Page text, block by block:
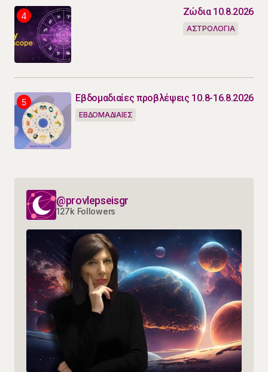
Ζώδια 10.8.2026
ΑΣΤΡΟΛΟΓΙΑ
Εβδομαδιαίες προβλέψεις 10.8-16.8.2026
ΕΒΔΟΜΑΔΙΑΙΕΣ
@provlepseisgr
127k Followers